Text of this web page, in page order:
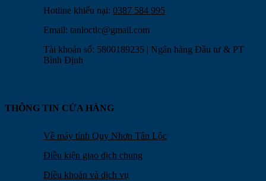
Hotline khiếu nại: 0387 584 995
Email: tanloctlc@gmail.com
Tài khoản số: 5800189235 | Ngân hàng Đầu tư & PT
Bình Định
THÔNG TIN CỬA HÀNG
Về máy tính Quy Nhơn Tân Lộc
Điều kiện giao dịch chung
Điều khoản và dịch vụ